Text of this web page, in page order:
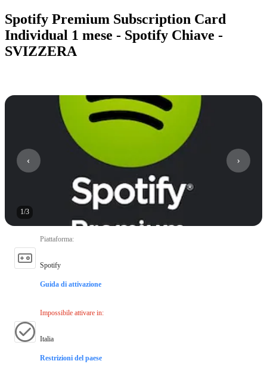
Spotify Premium Subscription Card
Individual 1 mese - Spotify Chiave -
SVIZZERA
1/3
Piattaforma:
Spotify
Guida di attivazione
Impossibile attivare in:
Italia
Restrizioni del paese